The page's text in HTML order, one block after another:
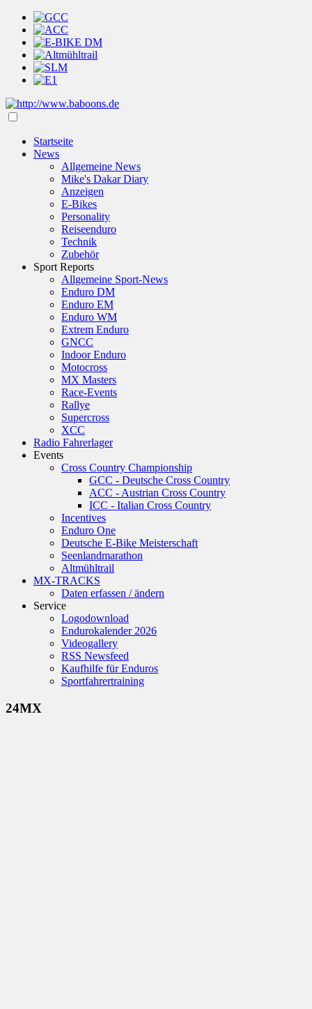
Startseite
News
Allgemeine News
Mike's Dakar Diary
Anzeigen
E-Bikes
Personality
Reiseenduro
Technik
Zubehör
Sport Reports
Allgemeine Sport-News
Enduro DM
Enduro EM
Enduro WM
Extrem Enduro
GNCC
Indoor Enduro
Motocross
MX Masters
Race-Events
Rallye
Supercross
XCC
Radio Fahrerlager
Events
Cross Country Championship
GCC - Deutsche Cross Country
ACC - Austrian Cross Country
ICC - Italian Cross Country
Incentives
Enduro One
Deutsche E-Bike Meisterschaft
Seenlandmarathon
Altmühltrail
MX-TRACKS
Daten erfassen / ändern
Service
Logodownload
Endurokalender 2026
Videogallery
RSS Newsfeed
Kaufhilfe für Enduros
Sportfahrertraining
24MX